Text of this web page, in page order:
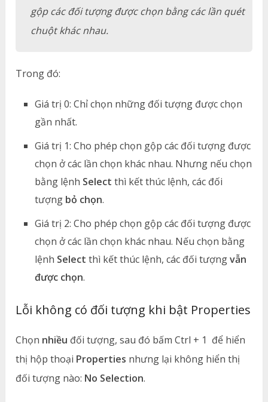
gộp các đối tượng được chọn bằng các lần quét
chuột khác nhau.
Trong đó:
Giá trị 0: Chỉ chọn những đối tượng được chọn
gần nhất.
Giá trị 1: Cho phép chọn gộp các đối tượng được
chọn ở các lần chọn khác nhau. Nhưng nếu chọn
bằng lệnh Select thì kết thúc lệnh, các đối
tượng bỏ chọn.
Giá trị 2: Cho phép chọn gộp các đối tượng được
chọn ở các lần chọn khác nhau. Nếu chọn bằng
lệnh Select thì kết thúc lệnh, các đối tượngvẫn
được chọn.
Lỗi không có đối tượng khi bật Properties
Chọn nhiều đối tượng, sau đó bấm Ctrl + 1 để hiển
thị hộp thoại Properties nhưng lại không hiển thị
đối tượng nào: No Selection.